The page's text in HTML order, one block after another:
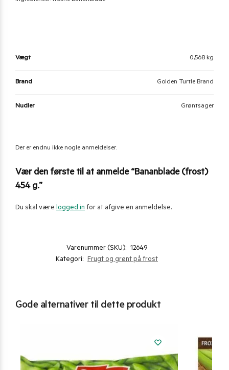
Vægt 0,568 kg
Brand Golden Turtle Brand
Nudler Grøntsager
Der er endnu ikke nogle anmeldelser.
Vær den første til at anmelde “Bananblade (frost)
454 g.”
Du skal være logged in for at afgive en anmeldelse.
Varenummer (SKU): 12649
Kategori: Frugt og grønt på frost
Gode alternativer til dette produkt